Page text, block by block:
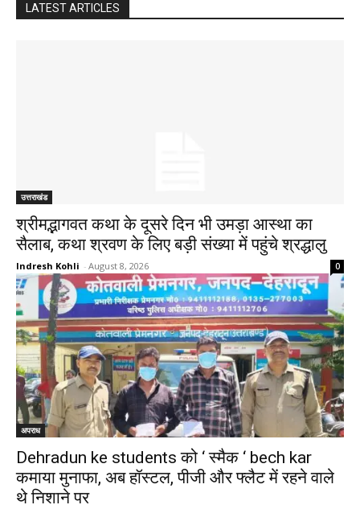
LATEST ARTICLES
उत्तराखंड
श्रीमद्भागवत कथा के दूसरे दिन भी उमड़ा आस्था का
सैलाब, कथा श्रवण के लिए बड़ी संख्या में पहुंचे श्रद्धालु
Indresh Kohli - August 8, 2026 0
अपराध
Dehradun ke students को ‘ स्मैक ‘ bech kar
कमाया मुनाफा, अब हॉस्टल, पीजी और फ्लैट में रहने वाले
थे निशाने पर